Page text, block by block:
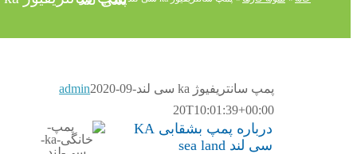
پمپ سانتریفیوژ ka سی لند admin2020-09-
20T10:01:39+00:00
درباره پمپ بشقابی KA
سی لند sea land